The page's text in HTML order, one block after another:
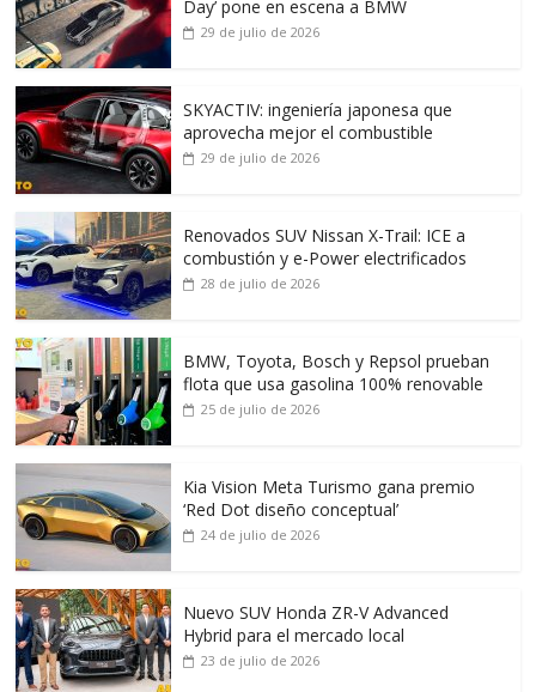
Day’ pone en escena a BMW
29 de julio de 2026
SKYACTIV: ingeniería japonesa que
aprovecha mejor el combustible
29 de julio de 2026
Renovados SUV Nissan X-Trail: ICE a
combustión y e-Power electrificados
28 de julio de 2026
BMW, Toyota, Bosch y Repsol prueban
flota que usa gasolina 100% renovable
25 de julio de 2026
Kia Vision Meta Turismo gana premio
‘Red Dot diseño conceptual’
24 de julio de 2026
Nuevo SUV Honda ZR-V Advanced
Hybrid para el mercado local
23 de julio de 2026